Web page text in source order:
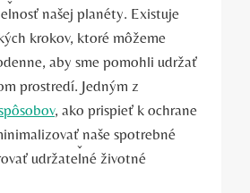
našej planéty. Existuje
krokov, ktoré môžeme
aby sme pomohli udržať
prostredí. Jedným z
, ako prispieť k ochrane
naše spotrebné
udržateľné životné